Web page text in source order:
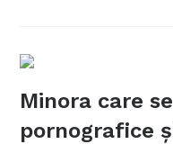
Minora care
pornografice